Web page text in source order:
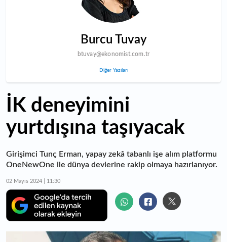
Burcu Tuvay
btuvay@ekonomist.com.tr
Diğer Yazıları
İK deneyimini
yurtdışına taşıyacak
Girişimci Tunç Erman, yapay zekâ tabanlı işe alım platformu
OneNewOne ile dünya devlerine rakip olmaya hazırlanıyor.
02 Mayıs 2024 | 11:30